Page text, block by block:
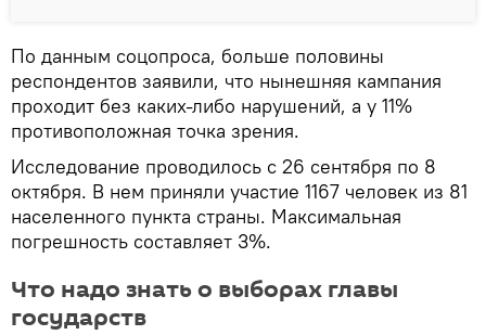
По данным соцопроса, больше половины
респондентов заявили, что нынешняя кампания
проходит без каких-либо нарушений, а у 11%
противоположная точка зрения.
Исследование проводилось с 26 сентября по 8
октября. В нем приняли участие 1167 человек из 81
населенного пункта страны. Максимальная
погрешность составляет 3%.
Что надо знать о выборах главы
государств